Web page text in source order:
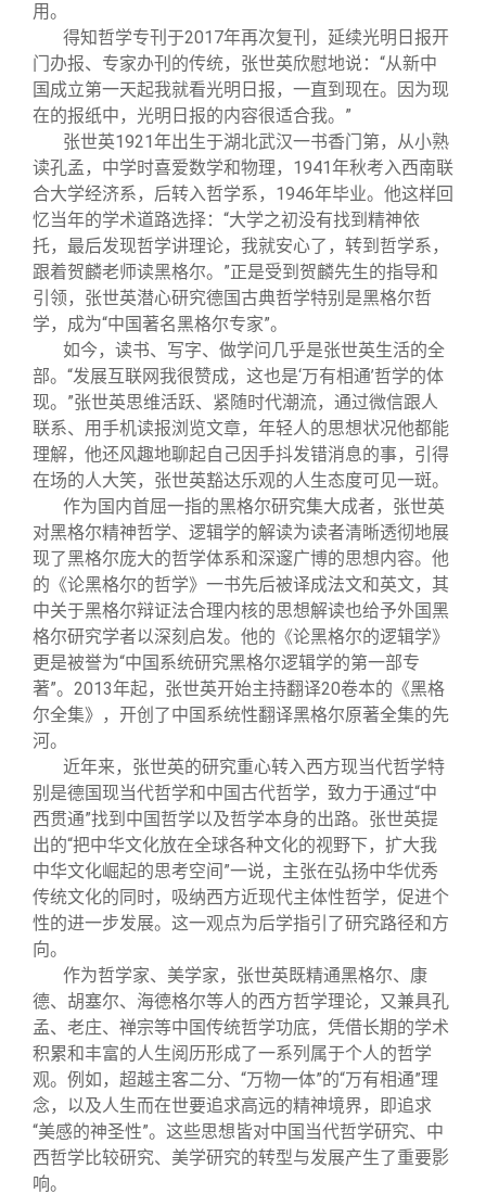
联系我们
用。
得知哲学专刊于2017年再次复刊，延续光明日报开
门办报、专家办刊的传统，张世英欣慰地说：“从新中
国成立第一天起我就看光明日报，一直到现在。因为现
在的报纸中，光明日报的内容很适合我。”
张世英1921年出生于湖北武汉一书香门第，从小熟
读孔孟，中学时喜爱数学和物理，1941年秋考入西南联
合大学经济系，后转入哲学系，1946年毕业。他这样回
忆当年的学术道路选择：“大学之初没有找到精神依
托，最后发现哲学讲理论，我就安心了，转到哲学系，
跟着贺麟老师读黑格尔。”正是受到贺麟先生的指导和
引领，张世英潜心研究德国古典哲学特别是黑格尔哲
学，成为“中国著名黑格尔专家”。
如今，读书、写字、做学问几乎是张世英生活的全
部。“发展互联网我很赞成，这也是‘万有相通’哲学的体
现。”张世英思维活跃、紧随时代潮流，通过微信跟人
联系、用手机读报浏览文章，年轻人的思想状况他都能
理解，他还风趣地聊起自己因手抖发错消息的事，引得
在场的人大笑，张世英豁达乐观的人生态度可见一斑。
作为国内首屈一指的黑格尔研究集大成者，张世英
对黑格尔精神哲学、逻辑学的解读为读者清晰透彻地展
现了黑格尔庞大的哲学体系和深邃广博的思想内容。他
的《论黑格尔的哲学》一书先后被译成法文和英文，其
中关于黑格尔辩证法合理内核的思想解读也给予外国黑
格尔研究学者以深刻启发。他的《论黑格尔的逻辑学》
更是被誉为“中国系统研究黑格尔逻辑学的第一部专
著”。2013年起，张世英开始主持翻译20卷本的《黑格
尔全集》，开创了中国系统性翻译黑格尔原著全集的先
河。
近年来，张世英的研究重心转入西方现当代哲学特
别是德国现当代哲学和中国古代哲学，致力于通过“中
西贯通”找到中国哲学以及哲学本身的出路。张世英提
出的“把中华文化放在全球各种文化的视野下，扩大我
中华文化崛起的思考空间”一说，主张在弘扬中华优秀
传统文化的同时，吸纳西方近现代主体性哲学，促进个
性的进一步发展。这一观点为后学指引了研究路径和方
向。
作为哲学家、美学家，张世英既精通黑格尔、康
德、胡塞尔、海德格尔等人的西方哲学理论，又兼具孔
孟、老庄、禅宗等中国传统哲学功底，凭借长期的学术
积累和丰富的人生阅历形成了一系列属于个人的哲学
观。例如，超越主客二分、“万物一体”的“万有相通”理
念，以及人生而在世要追求高远的精神境界，即追求
“美感的神圣性”。这些思想皆对中国当代哲学研究、中
西哲学比较研究、美学研究的转型与发展产生了重要影
响。